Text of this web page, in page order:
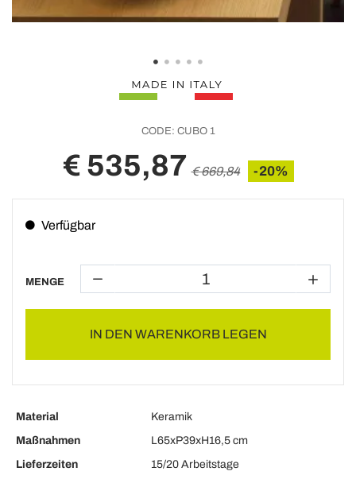
CODE: CUBO 1
€ 535,87 € 669,84 -20%
Verfügbar
MENGE
IN DEN WARENKORB LEGEN
Material
Keramik
Maßnahmen
L65xP39xH16,5 cm
Lieferzeiten
15/20 Arbeitstage